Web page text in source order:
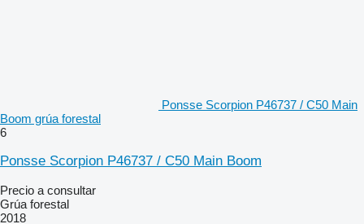
Ponsse Scorpion P46737 / C50 Main
Boom grúa forestal
6
Ponsse Scorpion P46737 / C50 Main Boom
Precio a consultar
Grúa forestal
2018